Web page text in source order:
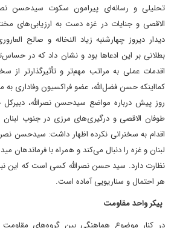
تحلیلی و رسانه‌ای پیرامون سکوت سیدحسن
الاقصی و جنایات در غزه دست به ارزیابی‌های
دیدار دیروز چهارشنبه زیاد النخاله و صالح
بطلانی بر این ادعاها بود و نشان داد که در
اقدمات عملی به مراتب مهم‌تر و تأثیرگذارتر از
کمااینکه حسن فضل‌الله، عضو فراکسیون وفاداری به
روز پیش درباره مواضع سیدحسن نصرالله،
طوفان الاقصی و درگیری‌های مرزی در جنوب لبنان
اقدام به سخنرانی نکرده اظهار داشت: سیدحسن
لبنان و غزه را دنبال می‌کند و همراه با فرماندهان
نظارت دارد. سید حسن نصرالله کسی است که این
هر احتمال و سناریویی آماده است.
پیکر واحد مقاومت